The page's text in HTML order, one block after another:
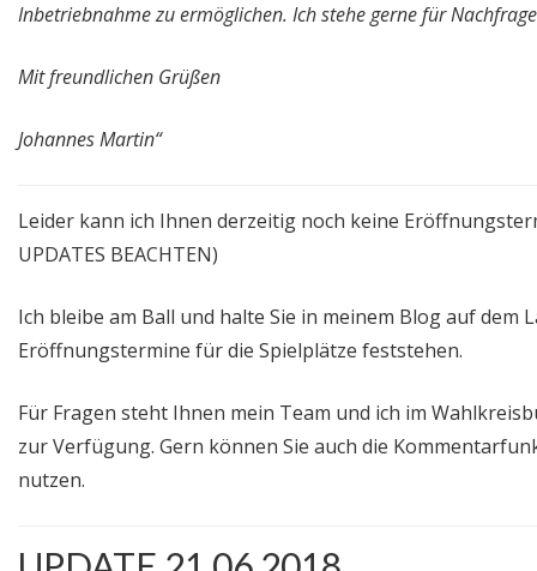
Inbetriebnahme zu ermöglichen. Ich stehe gerne für
Mit freundlichen Grüßen
Johannes Martin“
Leider kann ich Ihnen derzeitig noch keine
UPDATES BEACHTEN)
Ich bleibe am Ball und halte Sie in meinem Blog auf dem
Eröffnungstermine für die Spielplätze feststehen.
Für Fragen steht Ihnen mein Team und ich im
zur Verfügung. Gern können Sie auch die
nutzen.